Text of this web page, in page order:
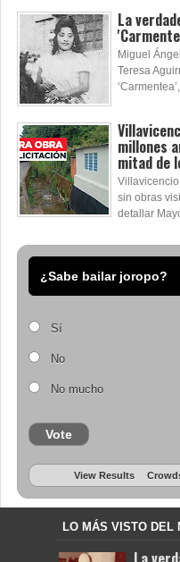
La
Miguel
Teresa
millones
mitad de
sin obras
detallar
¿Sabe bailar joropo?
Sí
No
No mucho
Vote
View Results
LO MÁS VISTO DEL